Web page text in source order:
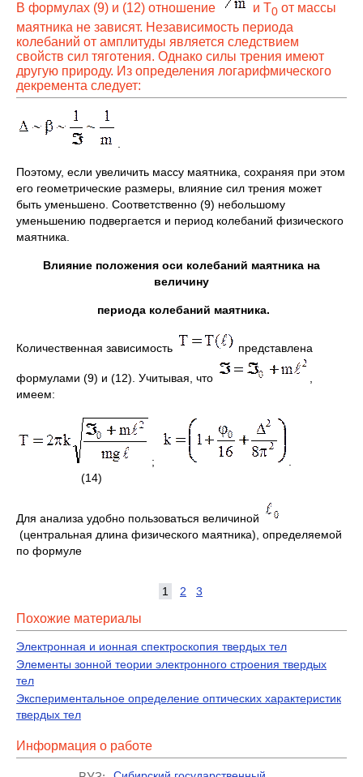
В формулах (9) и (12) отношение и Т0 от массы
маятника не зависят. Независимость периода
колебаний от амплитуды является следствием
свойств сил тяготения. Однако силы трения имеют
другую природу. Из определения логарифмического
декремента следует:
Поэтому, если увеличить массу маятника, сохраняя при этом
его геометрические размеры, влияние сил трения может
быть уменьшено. Соответственно (9) небольшому
уменьшению подвергается и период колебаний физического
маятника.
Влияние положения оси колебаний маятника на
величину
периода колебаний маятника.
Количественная зависимость представлена
формулами (9) и (12). Учитывая, что
имеем:
;
(14)
Для анализа удобно пользоваться величиной
(центральная длина физического маятника), определяемой
по формуле
1 2 3
Похожие материалы
Электронная и ионная спектроскопия твердых тел
Элементы зонной теории электронного строения твердых
тел
Экспериментальное определение оптических характеристик
твердых тел
Информация о работе